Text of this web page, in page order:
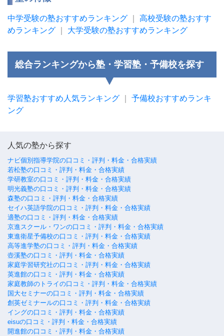
中学受験の塾おすすめランキング
高校受験の塾おすす
めランキング
大学受験の塾おすすめランキング
総合ランキングから塾・学習塾・予備校を探す
学習塾おすすめ人気ランキング
予備校おすすめランキ
ング
人気の塾から探す
ナビ個別指導学院の口コミ・評判・料金・合格実績
若松塾の口コミ・評判・料金・合格実績
学研教室の口コミ・評判・料金・合格実績
明光義塾の口コミ・評判・料金・合格実績
森塾の口コミ・評判・料金・合格実績
セイハ英語学院の口コミ・評判・料金・合格実績
適塾の口コミ・評判・料金・合格実績
京進スクール・ワンの口コミ・評判・料金・合格実績
東進衛星予備校の口コミ・評判・料金・合格実績
高等進学塾の口コミ・評判・料金・合格実績
壺溪塾の口コミ・評判・料金・合格実績
家庭学習研究社の口コミ・評判・料金・合格実績
英進館の口コミ・評判・料金・合格実績
家庭教師のトライの口コミ・評判・料金・合格実績
国大セミナーの口コミ・評判・料金・合格実績
創英ゼミナールの口コミ・評判・料金・合格実績
イングの口コミ・評判・料金・合格実績
eisuの口コミ・評判・料金・合格実績
開進館の口コミ・評判・料金・合格実績